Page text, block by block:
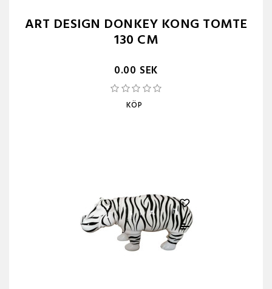
ART DESIGN DONKEY KONG TOMTE
130 CM
0.00 SEK
KÖP